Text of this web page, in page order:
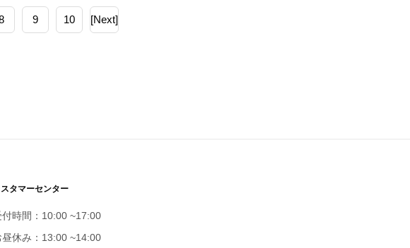
9 10 [Next]
タマーセンター
付時間：10:00 ~17:00
昼休み：13:00 ~14:00